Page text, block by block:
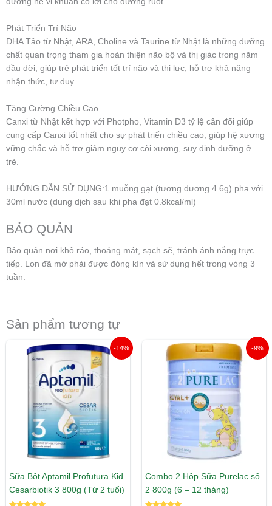
Phát Triển Trí Não
DHA Tảo từ Nhật, ARA, Choline và Taurine từ Nhật là những dưỡng
chất quan trọng tham gia hoàn thiện não bộ và thị giác trong năm
đầu đời, giúp trẻ phát triển tốt trí não và thị lực, hỗ trợ khả năng
nhận thức, tư duy.
Tăng Cường Chiều Cao
Canxi từ Nhật kết hợp với Photpho, Vitamin D3 tỷ lệ cân đối giúp
cung cấp Canxi tốt nhất cho sự phát triển chiều cao, giúp hệ xương
vững chắc và hỗ trợ giảm nguy cơ còi xương, suy dinh dưỡng ở
trẻ.
HƯỚNG DẪN SỬ DỤNG:1 muỗng gạt (tương đương 4.6g) pha với
30ml nước (dung dịch sau khi pha đạt 0.8kcal/ml)
BẢO QUẢN
Bảo quản nơi khô ráo, thoáng mát, sạch sẽ, tránh ánh nắng trực
tiếp. Lon đã mở phải được đóng kín và sử dụng hết trong vòng 3
tuần.
Sản phẩm tương tự
-14%
Sữa Bột Aptamil Profutura Kid
Cesarbiotik 3 800g (Từ 2 tuổi)
Giá
là:
705.000 ₫.
Giá
hiện
tại
là:
608.000 ₫.
-9%
Combo 2 Hộp Sữa Purelac số
2 800g (6 – 12 tháng)
Giá
gốc
là:
1.870.000 ₫.
Giá
hiện
tại
là: